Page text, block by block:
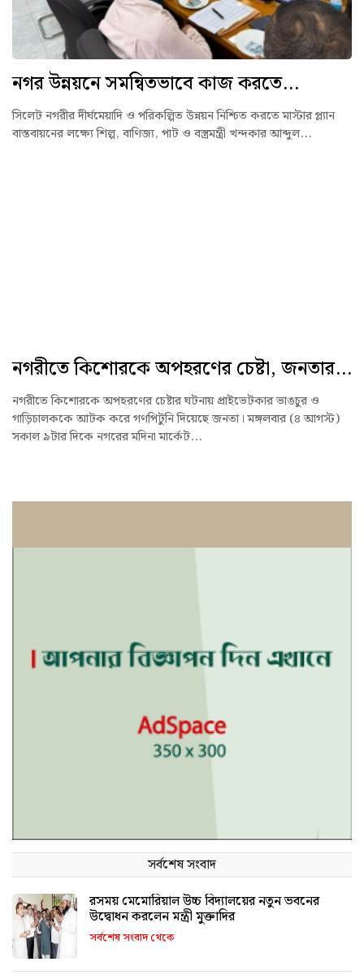
নগর উন্নয়নে সমন্বিতভাবে কাজ করতে...
সিলেট নগরীর দীর্ঘমেয়াদি ও পরিকল্পিত উন্নয়ন নিশ্চিত করতে মাস্টার প্ল্যান
বাস্তবায়নের লক্ষ্যে শিল্প, বাণিজ্য, পাট ও বস্ত্রমন্ত্রী খন্দকার আব্দুল...
নগরীতে কিশোরকে অপহরণের চেষ্টা, জনতার...
নগরীতে কিশোরকে অপহরণের চেষ্টার ঘটনায় প্রাইভেটকার ভাঙচুর ও
গাড়িচালককে আটক করে গণপিটুনি দিয়েছে জনতা। মঙ্গলবার (৪ আগস্ট)
সকাল ৯টার দিকে নগরের মদিনা মার্কেট...
সর্বশেষ সংবাদ
রসময় মেমোরিয়াল উচ্চ বিদ্যালয়ের নতুন ভবনের
উদ্বোধন করলেন মন্ত্রী মুক্তাদির
সর্বশেষ সংবাদ থেকে